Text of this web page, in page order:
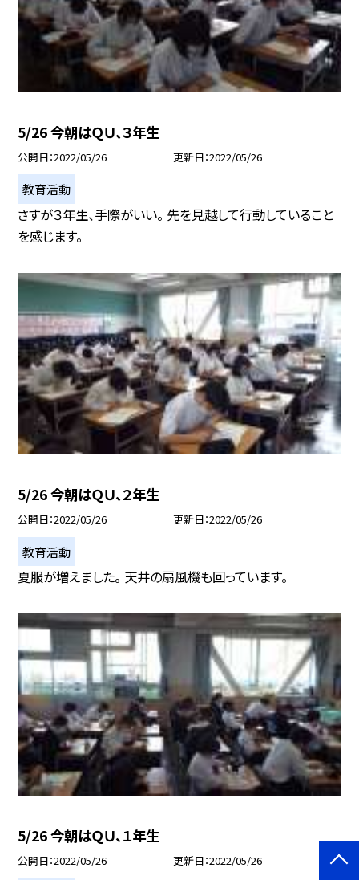
5/26 今朝はＱＵ、３年生
公開日 2022/05/26 更新日 2022/05/26
教育活動
さすが３年生、手際がいい。 先を見越して行動していること
を感じます。
5/26 今朝はＱＵ、２年生
公開日 2022/05/26 更新日 2022/05/26
教育活動
夏服が増えました。 天井の扇風機も回っています。
5/26 今朝はＱＵ、１年生
公開日 2022/05/26 更新日 2022/05/26